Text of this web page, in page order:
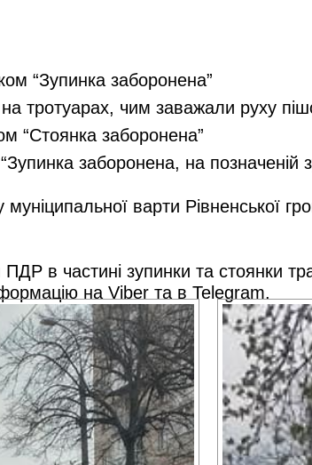
“Зупинка заборонена”
тротуарах, чим заважали руху
“Стоянка заборонена”
заборонена, на позначеній
варти Рівненської
в частині зупинки та стоянки
на Viber та в Telegram.